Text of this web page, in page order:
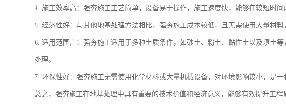
4. 施工效率高：强夯施工工艺简单，设备易于操作，施工速度快，能够在较短时间
5. 经济性好：与其他地基处理方法相比，强夯施工成本较低，且无需使用大量材料
6. 适用范围广：强夯施工适用于多种土质条件，如砂土、粉土、黏性土以及填土
处理。
7. 环保性好：强夯施工无需使用化学材料或大量机械设备，对环境影响较小，是一
总之，强夯施工在地基处理中具有重要的技术价值和经济意义，能够有效提升工程